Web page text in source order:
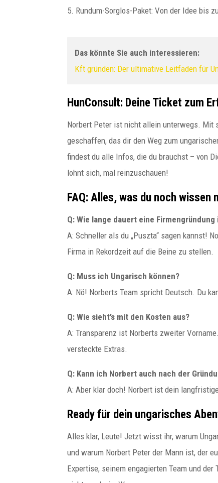
5. Rundum-Sorglos-Paket: Von der Idee bis
Das könnte Sie auch interessieren:
Kft gründen: Der ultimative Leitfaden für
HunConsult: Deine Ticket zum
Norbert Peter ist nicht allein unterwegs. Mit
geschaffen, das dir den Weg zum
findest du alle Infos, die du brauchst – von
lohnt sich, mal reinzuschauen!
FAQ: Alles, was du noch wissen
Q: Wie lange dauert eine
A: Schneller als du „Puszta“ sagen kannst!
Firma in Rekordzeit auf die Beine zu stellen.
Q: Muss ich Ungarisch können?
A: Nö! Norberts Team spricht Deutsch. Du
Q: Wie sieht’s mit den Kosten aus?
A: Transparenz ist Norberts zweiter
versteckte Extras.
Q: Kann ich Norbert auch nach der
A: Aber klar doch! Norbert ist dein
Ready für dein ungarisches
Alles klar, Leute! Jetzt wisst ihr, warum
und warum Norbert Peter der Mann ist, der
Expertise, seinem engagierten Team und